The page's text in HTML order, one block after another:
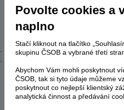
Povolte cookies a
naplno
Stačí kliknout na tlačítko
skupinu ČSOB a vybrané třetí
Abychom Vám mohli poskytnout
ČSOB, tak si tyto údaje můžeme
poskytnout co nejlepší klientský
analytická činnost a předávání